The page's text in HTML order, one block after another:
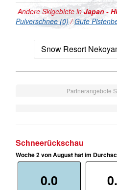
Andere Skigebiete inJapan -
Pulverschnee (0)/Gute
Snow Resort
Partnerangebote
Schneerückschau
Woche 2 von August hat im
0.0